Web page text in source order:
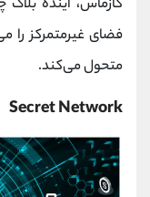
کازماس، آینده
فضای غیرمتمرکز را
متحول می‌کند.
Secret Network